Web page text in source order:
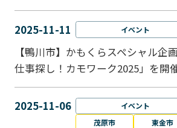
2025-11-11 イベント
【鴨川市】かもくらスペシャル企
仕事探し！カモワーク2025」を開
2025-11-06 イベント
茂原市
東金市